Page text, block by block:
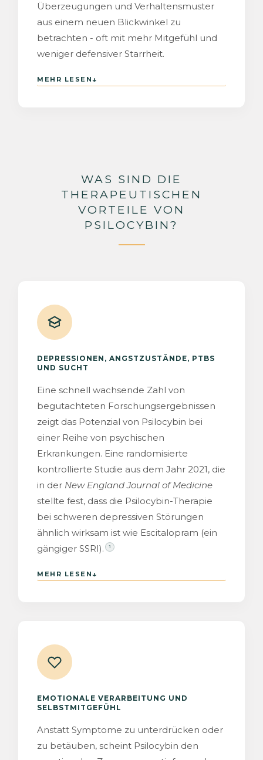
Überzeugungen und Verhaltensmuster
aus einem neuen Blickwinkel zu
betrachten - oft mit mehr Mitgefühl und
weniger defensiver Starrheit.
MEHR LESEN↓
WAS SIND DIE
THERAPEUTISCHEN
VORTEILE VON
PSILOCYBIN?
DEPRESSIONEN, ANGSTZUSTÄNDE, PTBS
UND SUCHT
Eine schnell wachsende Zahl von
begutachteten Forschungsergebnissen
zeigt das Potenzial von Psilocybin bei
einer Reihe von psychischen
Erkrankungen. Eine randomisierte
kontrollierte Studie aus dem Jahr 2021, die
in der New England Journal of Medicine
stellte fest, dass die Psilocybin-Therapie
bei schweren depressiven Störungen
ähnlich wirksam ist wie Escitalopram (ein
gängiger SSRI).
1
MEHR LESEN↓
EMOTIONALE VERARBEITUNG UND
SELBSTMITGEFÜHL
Anstatt Symptome zu unterdrücken oder
zu betäuben, scheint Psilocybin den